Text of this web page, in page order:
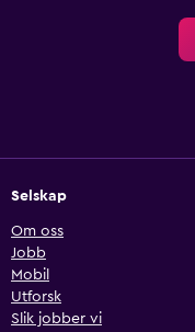
Selskap
Om oss
Jobb
Mobil
Utforsk
Slik jobber vi